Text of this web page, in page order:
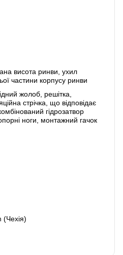
висота ринви, ухил
частини корпусу ринви
жолоб, решітка,
стрічка, що відповідає
гідрозатвор
ноги, монтажний гачок
(Чехія)